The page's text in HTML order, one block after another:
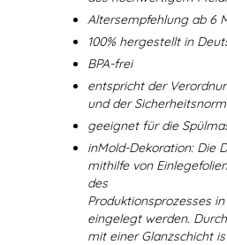
Altersempfehlung ab 6
100% hergestellt in
BPA-frei
entspricht der
und der Sicherheitsnorm
geeignet für die
inMold-Dekoration: Die
mithilfe von
des
Produktionsprozesses
eingelegt werden.
mit einer Glanzschicht